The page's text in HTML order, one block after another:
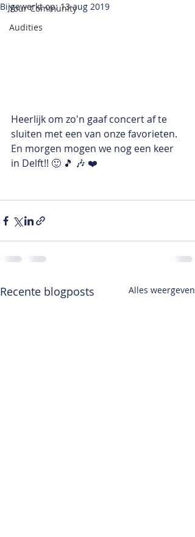
Your Community
Audities
Bijgewerkt op:13 aug 2019
Heerlijk om zo'n gaaf concert af te
sluiten met een van onze favorieten.
En morgen mogen we nog een keer
in Delft!! 🙂 🎵 🎶 ❤️
Recente blogposts Alles weergeven